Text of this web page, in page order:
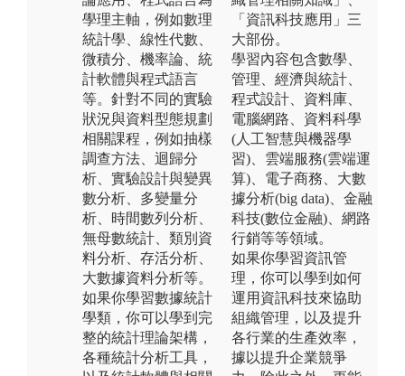
學理主軸，例如數理
統計學、線性代數、
微積分、機率論、統
計軟體與程式語言
等。針對不同的實驗
狀況與資料型態規劃
相關課程，例如抽樣
調查方法、迴歸分
析、實驗設計與變異
數分析、多變量分
析、時間數列分析、
無母數統計、類別資
料分析、存活分析、
大數據資料分析等。
如果你學習數據統計
學類，你可以學到完
整的統計理論架構，
各種統計分析工具，
「資訊科技應用」三
大部份。
學習內容包含數學、
管理、經濟與統計、
程式設計、資料庫、
電腦網路、資料科學
(人工智慧與機器學
習)、雲端服務(雲端運
算)、電子商務、大數
據分析(big data)、金融
科技(數位金融)、網路
行銷等等領域。
如果你學習資訊管
理，你可以學到如何
運用資訊科技來協助
組織管理，以及提升
各行業的生產效率，
據以提升企業競爭